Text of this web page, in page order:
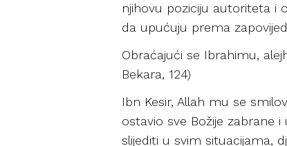
njihovu poziciju autoriteta i
da upućuju prema
Obraćajući se Ibrahimu,
Bekara, 124)
Ibn Kesir, Allah mu se
ostavio sve Božije zabrane
slijediti u svim situacijama,